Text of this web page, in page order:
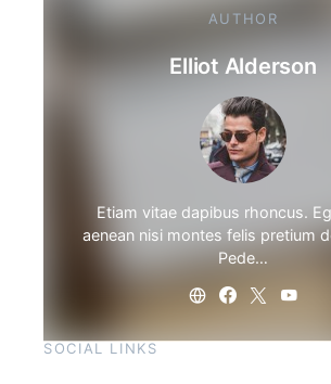
AUTHOR
Elliot Alderson
Etiam vitae dapibus rhoncus.
aenean nisi montes felis pretium
Pede…
SOCIAL LINKS